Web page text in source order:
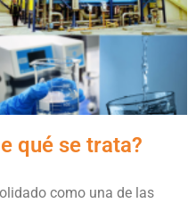
qué se trata?
como una de las